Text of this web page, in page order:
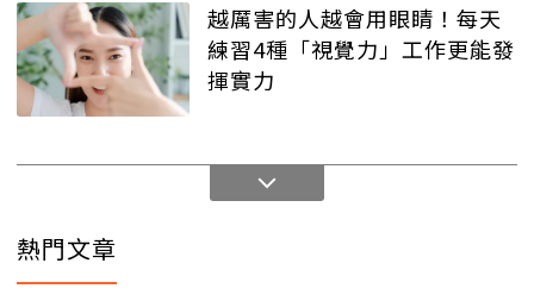
越厲害的人越會用眼睛！每天
練習4種「視覺力」工作更能發
揮實力
熱門文章